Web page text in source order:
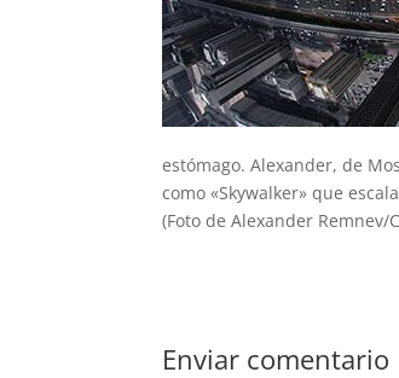
estómago. Alexander, de
como «Skywalker» que
(Foto de Alexander Remnev/
Enviar comentario